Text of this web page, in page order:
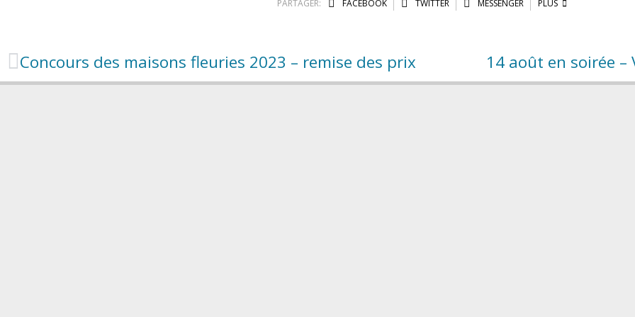
PARTAGER: FACEBOOK TWITTER MESSENGER PLUS
Concours des maisons fleuries 2023 – remise des prix 14 août en soirée